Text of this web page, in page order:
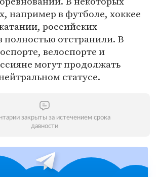
например в футболе, хоккее
российских
полностью отстранили. В
велоспорте и
могут продолжать
статусе.
закрыты за истечением срока
давности